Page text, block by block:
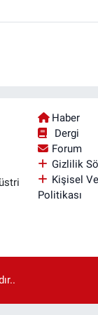
Haber
Dergi
Forum
Gizlilik
Kişisel
Politikası